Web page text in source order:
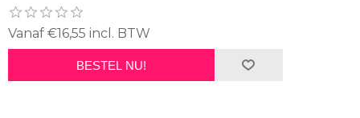
Vanaf €16,55 incl. BTW
BESTEL NU!